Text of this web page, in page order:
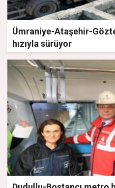
Ümraniye-Ataşehir-
hızıyla sürüyor